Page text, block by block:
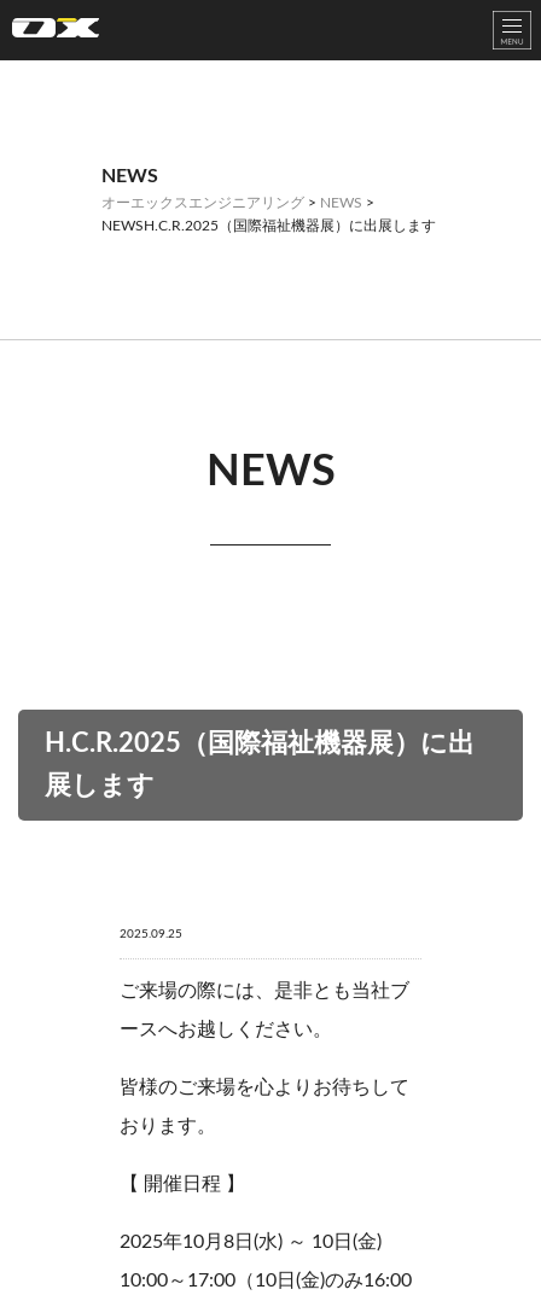
NEWS
オーエックスエンジニアリング> NEWS >
NEWSH.C.R.2025（国際福祉機器展）に出展します
NEWS
H.C.R.2025（国際福祉機器展）に出
展します
2025.09.25
ご来場の際には、是非とも当社ブ
ースへお越しください。
皆様のご来場を心よりお待ちして
おります。
【 開催日程 】
2025年10月8日(水) ～ 10日(金)
10:00～17:00（10日(金)のみ16:00